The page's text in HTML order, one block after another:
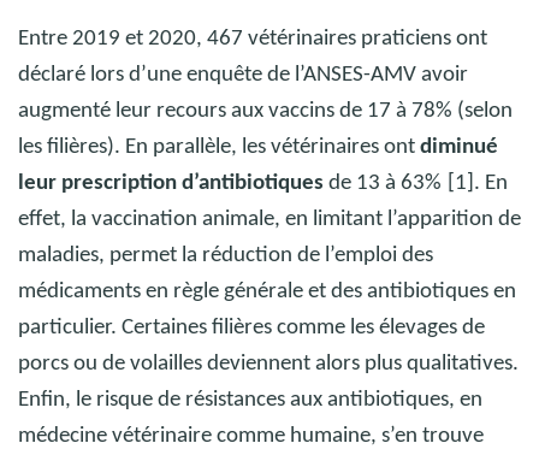
Entre 2019 et 2020, 467 vétérinaires praticiens ont
déclaré lors d’une enquête de l’ANSES-AMV avoir
augmenté leur recours aux vaccins de 17 à 78% (selon
les filières). En parallèle, les vétérinaires ont diminué
leur prescription d’antibiotiques de 13 à 63%
[1]. En
effet, la vaccination animale, en limitant l’apparition de
maladies, permet la réduction de l’emploi des
médicaments en règle générale et des antibiotiques en
particulier. Certaines filières comme les élevages de
porcs ou de volailles deviennent alors plus qualitatives.
Enfin, le risque de résistances aux antibiotiques, en
médecine vétérinaire comme humaine, s’en trouve